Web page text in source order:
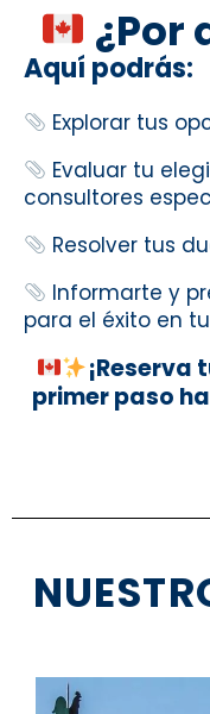
¿Por
Aquí podrás:
Explorar tus
Evaluar tu
consultores
Resolver tus
Informarte y
para el éxito en
¡Reserva
primer paso